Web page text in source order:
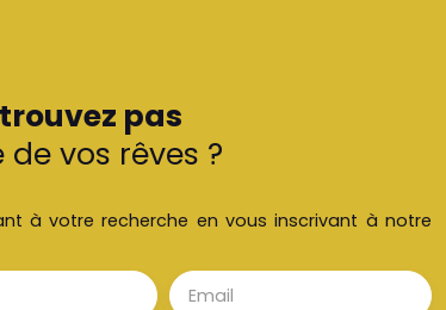
pas
vos rêves ?
à votre recherche en vous inscrivant à notre
Email